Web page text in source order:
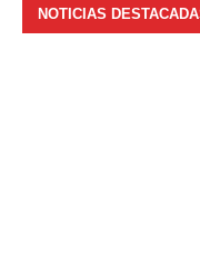
NOTICIAS